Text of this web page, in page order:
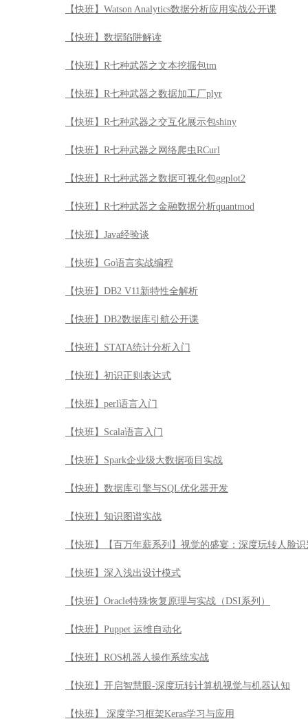
【快班】Watson Analytics数据分析应用实战公开课
【快班】数据陷阱解读
【快班】R七种武器之文本挖掘包tm
【快班】R七种武器之数据加工厂plyr
【快班】R七种武器之交互化展示包shiny
【快班】R七种武器之网络爬虫RCurl
【快班】R七种武器之数据可视化包ggplot2
【快班】R七种武器之金融数据分析quantmod
【快班】Java经验谈
【快班】Go语言实战编程
【快班】DB2 V11新特性全解析
【快班】DB2数据库引航公开课
【快班】STATA统计分析入门
【快班】初识正则表达式
【快班】perl语言入门
【快班】Scala语言入门
【快班】Spark企业级大数据项目实战
【快班】数据库引擎与SQL优化器开发
【快班】知识图谱实战
【快班】【百万年薪系列】视觉的盛宴：深度玩转人脸识
【快班】深入浅出设计模式
【快班】Oracle特殊恢复原理与实战（DSI系列）
【快班】Puppet 运维自动化
【快班】ROS机器人操作系统实战
【快班】开启智慧眼-深度玩转计算机视觉与机器认知
【快班】 深度学习框架Keras学习与应用